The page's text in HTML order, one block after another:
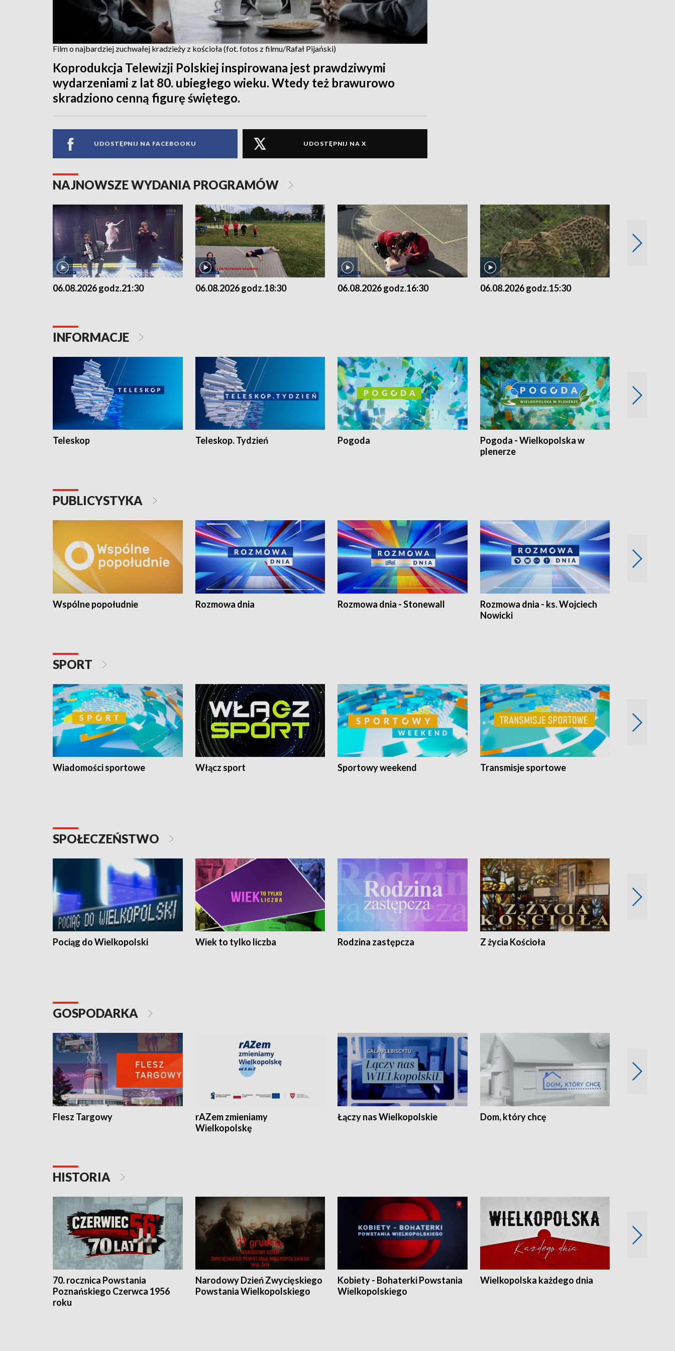
Film o najbardziej zuchwałej kradzieży z kościoła (fot. fotos z filmu/Rafał Pijański)
Koprodukcja Telewizji Polskiej inspirowana jest prawdziwymi
wydarzeniami z lat 80. ubiegłego wieku. Wtedy też brawurowo
skradziono cenną figurę świętego.
UDOSTĘPNIJ NA FACEBOOKU UDOSTĘPNIJ NA X
NAJNOWSZE WYDANIA PROGRAMÓW
06.08.2026 godz.21:30 06.08.2026 godz.18:30 06.08.2026 godz.16:30 06.08.2026 godz.15:30
INFORMACJE
Teleskop Teleskop. Tydzień Pogoda
Pogoda - Wielkopolska w
plenerze
PUBLICYSTYKA
Wspólne popołudnie Rozmowa dnia Rozmowa dnia - Stonewall
Rozmowa dnia - ks. Wojciech
Nowicki
SPORT
Wiadomości sportowe Włącz sport Sportowy weekend Transmisje sportowe
SPOŁECZEŃSTWO
Pociąg do Wielkopolski Wiek to tylko liczba Rodzina zastępcza Z życia Kościoła
GOSPODARKA
Flesz Targowy
rAZem zmieniamy
Wielkopolskę
Łączy nas Wielkopolskie Dom, który chcę
HISTORIA
70. rocznica Powstania
Poznańskiego Czerwca 1956
roku
Narodowy Dzień Zwycięskiego
Powstania Wielkopolskiego
Kobiety - Bohaterki Powstania
Wielkopolskiego
Wielkopolska każdego dnia